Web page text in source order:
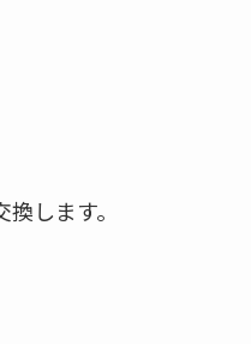
します。